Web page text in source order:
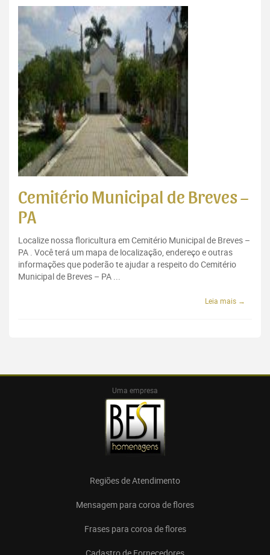
Cemitério Municipal de Breves –
PA
Localize nossa floricultura em Cemitério Municipal de Breves –
PA . Você terá um mapa de localização, endereço e outras
informações que poderão te ajudar a respeito do Cemitério
Municipal de Breves – PA ...
Leia mais →
Uma empresa
Regiões de Atendimento
Mensagem para coroa de flores
Frases para coroa de flores